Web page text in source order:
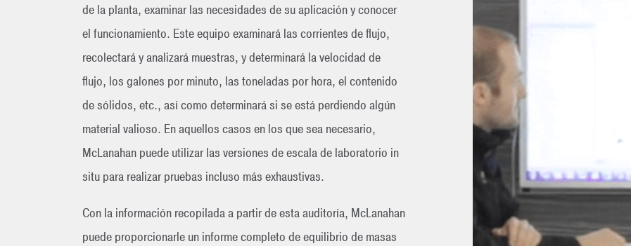
de la planta, examinar las necesidades de su aplicación y conocer
el funcionamiento. Este equipo examinará las corrientes de flujo,
recolectará y analizará muestras, y determinará la velocidad de
flujo, los galones por minuto, las toneladas por hora, el contenido
de sólidos, etc., así como determinará si se está perdiendo algún
material valioso. En aquellos casos en los que sea necesario,
McLanahan puede utilizar las versiones de escala de laboratorio in
situ para realizar pruebas incluso más exhaustivas.
Con la información recopilada a partir de esta auditoría, McLanahan
puede proporcionarle un informe completo de equilibrio de masas